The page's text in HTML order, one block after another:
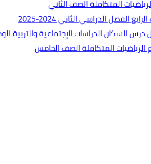
المتكاملة الصف الثاني
الفصل الدراسي الثاني 2024-2025
السكان الدراسات الإجتماعية والتربية
الرياضيات المتكاملة الصف الخامس